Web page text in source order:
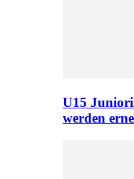
U15
werden